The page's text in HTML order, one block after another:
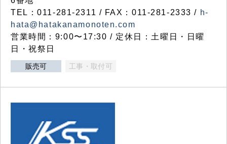
TEL：011-281-2311 / FAX：011-281-2333 / h-
hata@hatakanamonoten.com
営業時間：9:00〜17:30 / 定休日：土曜日・日曜
日・祝祭日
販売可 工事・取付可